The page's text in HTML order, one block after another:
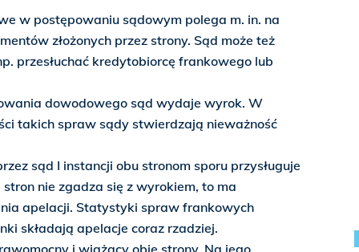
w postępowaniu sądowym polega m. in. na
złożonych przez strony. Sąd może też
przesłuchać kredytobiorcę frankowego lub
dowodowego sąd wydaje wyrok. W
takich spraw sądy stwierdzają nieważność
sąd I instancji obu stronom sporu przysługuje
nie zgadza się z wyrokiem, to ma
apelacji. Statystyki spraw frankowych
składają apelacje coraz rzadziej.